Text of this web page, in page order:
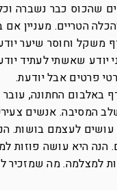
שהכוס כבר נשברה
הטריים. מעניין
משקל וחוסר שיער
יודע שאשתי לעתיד
פרטים אבל יודעת.
באלבום החתונה,
המסיבה. אנשים
עושים לעצמם בושות.
הנה היא עושה פוזות
למצלמה. מה שמזכיר